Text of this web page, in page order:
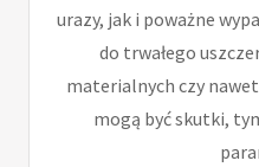
urazy, jak i poważne
do trwałego
materialnych czy
mogą być skutki,